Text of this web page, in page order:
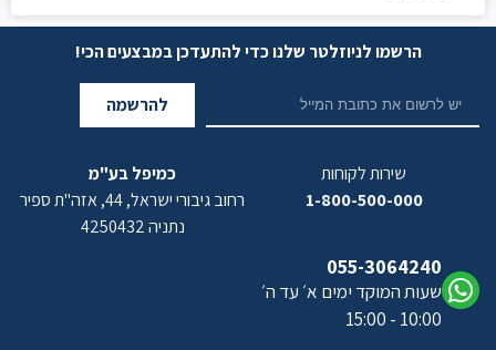
הרשמו לניוזלטר שלנו כדי להתעדכן במבצעים הכי!
להרשמה
שירות לקוחות
1-800-500-000
055-3064240
שעות המוקד ימים א׳ עד ה׳
10:00 - 15:00
כמיפל בע"מ
רחוב גיבורי ישראל, 44, אזה"ת ספיר
נתניה 4250432